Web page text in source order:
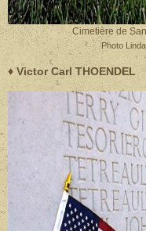
Cimetière de
Photo
♦ Victor Carl THOENDEL